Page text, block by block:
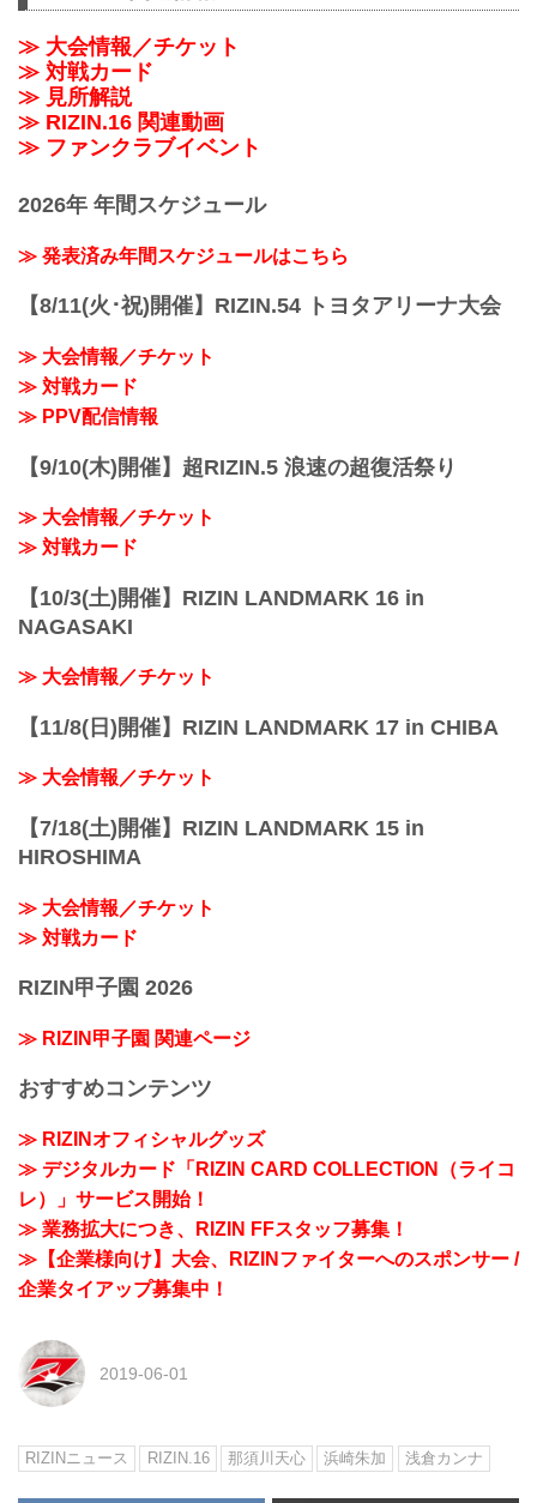
≫ 大会情報／チケット
≫ 対戦カード
≫ 見所解説
≫ RIZIN.16 関連動画
≫ ファンクラブイベント
2026年 年間スケジュール
≫ 発表済み年間スケジュールはこちら
【8/11(火･祝)開催】RIZIN.54 トヨタアリーナ大会
≫ 大会情報／チケット
≫ 対戦カード
≫ PPV配信情報
【9/10(木)開催】超RIZIN.5 浪速の超復活祭り
≫ 大会情報／チケット
≫ 対戦カード
【10/3(土)開催】RIZIN LANDMARK 16 in
NAGASAKI
≫ 大会情報／チケット
【11/8(日)開催】RIZIN LANDMARK 17 in CHIBA
≫ 大会情報／チケット
【7/18(土)開催】RIZIN LANDMARK 15 in
HIROSHIMA
≫ 大会情報／チケット
≫ 対戦カード
RIZIN甲子園 2026
≫ RIZIN甲子園 関連ページ
おすすめコンテンツ
≫ RIZINオフィシャルグッズ
≫ デジタルカード「RIZIN CARD COLLECTION（ライコ
レ）」サービス開始！
≫ 業務拡大につき、RIZIN FFスタッフ募集！
≫【企業様向け】大会、RIZINファイターへのスポンサー /
企業タイアップ募集中！
2019-06-01
RIZINニュース RIZIN.16 那須川天心 浜崎朱加 浅倉カンナ